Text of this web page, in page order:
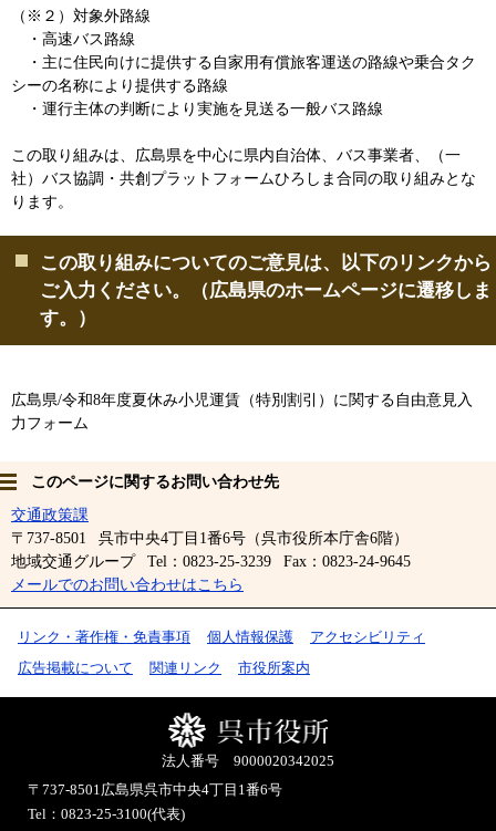
（※２）対象外路線
・高速バス路線
・主に住民向けに提供する自家用有償旅客運送の路線や乗合タク
シーの名称により提供する路線
・運行主体の判断により実施を見送る一般バス路線
この取り組みは、広島県を中心に県内自治体、バス事業者、（一
社）バス協調・共創プラットフォームひろしま合同の取り組みとな
ります。
この取り組みについてのご意見は、以下のリンクから
ご入力ください。（広島県のホームページに遷移しま
す。）
広島県/令和8年度夏休み⼩児運賃（特別割引）に関する自由意見入
力フォーム
このページに関するお問い合わせ先
交通政策課
〒737-8501
呉市中央4丁目1番6号（呉市役所本庁舎6階）
地域交通グループ
Tel：0823-25-3239
Fax：0823-24-9645
メールでのお問い合わせはこちら
リンク・著作権・免責事項 個人情報保護
アクセシビリティ
広告掲載について
関連リンク 市役所案内
法人番号 9000020342025
〒737-8501広島県呉市中央4丁目1番6号
Tel：0823-25-3100(代表)